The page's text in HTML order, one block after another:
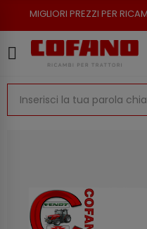
PREZZI PER RICAMBI PER